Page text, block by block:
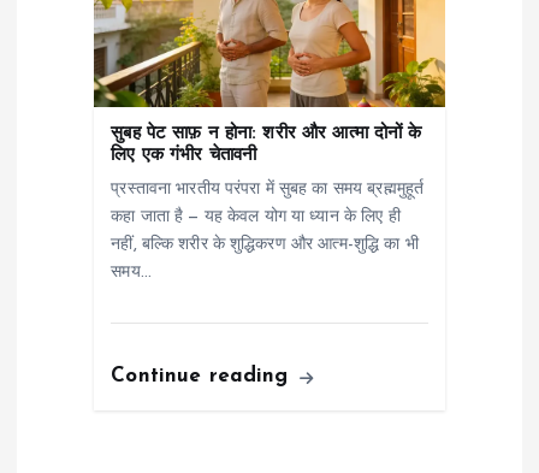
सुबह पेट साफ़ न होना: शरीर और आत्मा दोनों के
लिए एक गंभीर चेतावनी
प्रस्तावना भारतीय परंपरा में सुबह का समय ब्रह्ममुहूर्त
कहा जाता है — यह केवल योग या ध्यान के लिए ही
नहीं, बल्कि शरीर के शुद्धिकरण और आत्म-शुद्धि का भी
समय…
Continue reading